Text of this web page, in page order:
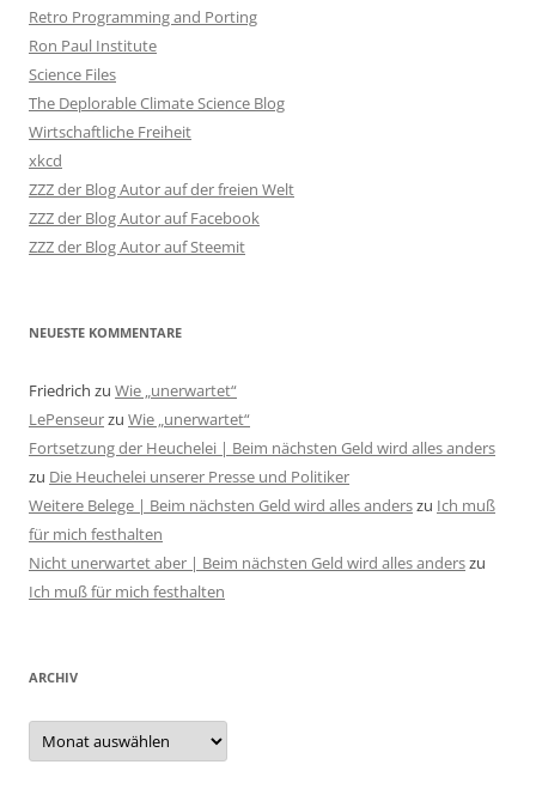
Retro Programming and Porting
Ron Paul Institute
Science Files
The Deplorable Climate Science Blog
Wirtschaftliche Freiheit
xkcd
ZZZ der Blog Autor auf der freien Welt
ZZZ der Blog Autor auf Facebook
ZZZ der Blog Autor auf Steemit
NEUESTE KOMMENTARE
Friedrich zu Wie „unerwartet“
LePenseurzu Wie „unerwartet“
Fortsetzung der Heuchelei | Beim nächsten Geld wird alles anders
zu Die Heuchelei unserer Presse und Politiker
Weitere Belege | Beim nächsten Geld wird alles anderszu Ich muß
für mich festhalten
Nicht unerwartet aber | Beim nächsten Geld wird alles anderszu
Ich muß für mich festhalten
ARCHIV
Archiv